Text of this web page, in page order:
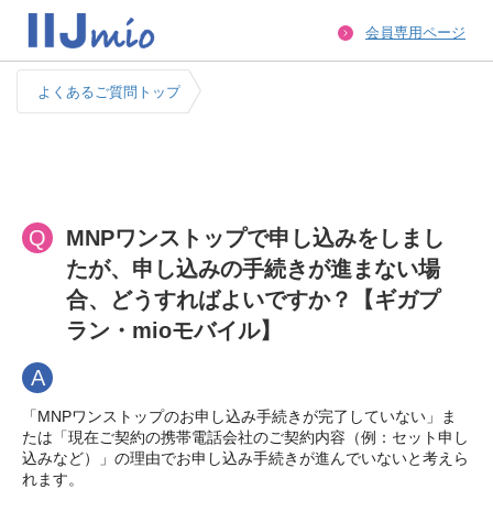
会員専用ページ
よくあるご質問トップ
Q
MNPワンストップで申し込みをしまし
たが、申し込みの手続きが進まない場
合、どうすればよいですか？【ギガプ
ラン・mioモバイル】
A
「MNPワンストップのお申し込み手続きが完了していない」ま
たは「現在ご契約の携帯電話会社のご契約内容（例：セット申し
込みなど）」の理由でお申し込み手続きが進んでいないと考えら
れます。